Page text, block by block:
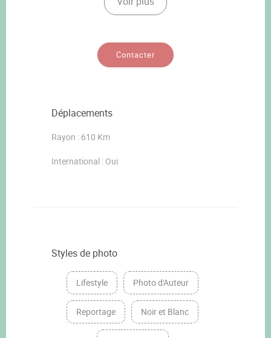
Contacter
Déplacements
Rayon : 610 Km
International : Oui
Styles de photo
Lifestyle Photo d'Auteur
Reportage Noir et Blanc